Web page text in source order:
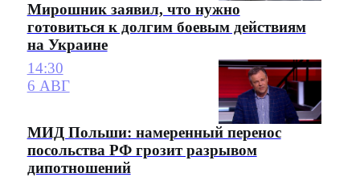
Мирошник заявил, что нужно
готовиться к долгим боевым действиям
на Украине
14:30
6 АВГ
МИД Польши: намеренный перенос
посольства РФ грозит разрывом
дипотношений